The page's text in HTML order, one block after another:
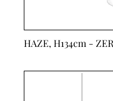
HAZE, H134cm -